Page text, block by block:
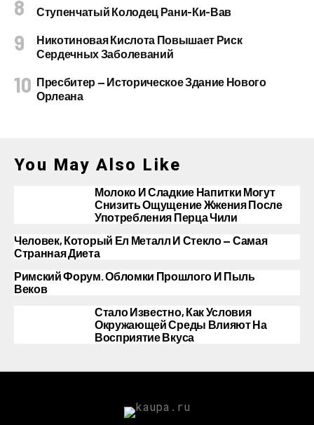
Ступенчатый Колодец Рани-Ки-Вав
Никотиновая Кислота Повышает Риск
Сердечных Заболеваний
Пресбитер — Историческое Здание Нового
Орлеана
You May Also Like
Молоко И Сладкие Напитки Могут
Снизить Ощущение Жжения После
Употребления Перца Чили
Человек, Который Ел Металл И Стекло — Самая
Странная Диета
Римский Форум. Обломки Прошлого И Пыль
Веков
Стало Известно, Как Условия
Окружающей Среды Влияют На
Восприятие Вкуса